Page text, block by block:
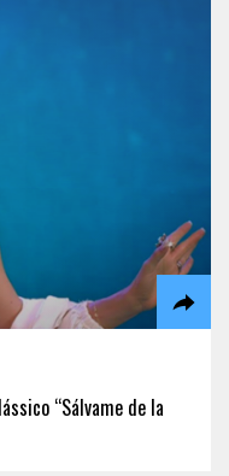
“Sálvame de la